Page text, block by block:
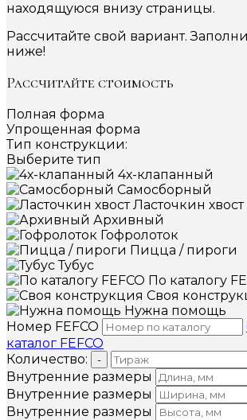
находящуюся внизу страницы.
Рассчитайте свой вариант.
ниже!
Рассчитайте стоимость
Полная форма
Упрощенная форма
Тип конструкции:
Выберите тип
4х-клапанный
Самосборный
Ласточкин хвост
Архивный
Гофролоток
Пицца / пироги
Тубус
По каталогу
Своя
Нужна помощь
Номер FEFCO
каталог FEFCO
Количество:
-
Внутренние размеры
Внутренние размеры
Внутренние размеры